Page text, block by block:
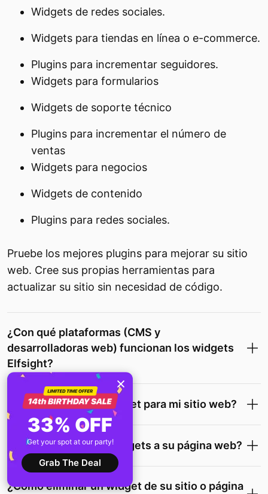
Widgets de redes sociales.
Widgets para tiendas en línea o e-commerce.
Plugins para incrementar seguidores.
Widgets para formularios
Widgets de soporte técnico
Plugins para incrementar el número de
ventas
Widgets para negocios
Widgets de contenido
Plugins para redes sociales.
Pruebe los mejores plugins para mejorar su sitio
web. Cree sus propias herramientas para
actualizar su sitio sin necesidad de código.
¿Con qué plataformas (CMS y
desarrolladoras web) funcionan los widgets
Elfsight?
¿Cómo consigo un widget para mi sitio web?
¿Cómo agregar sus widgets a su página web?
¿Como eliminar un widget de su sitio o página
33% OFF
Get your spot at our party!
Grab The Deal